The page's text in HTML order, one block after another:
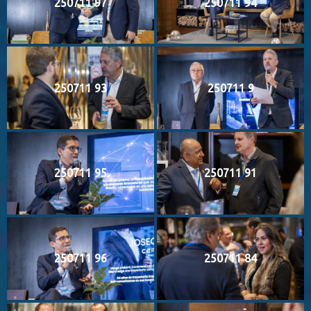
250711 97 250711 94
250711 93 250711 9
250711 95 250711 91
250711 96 250711 84